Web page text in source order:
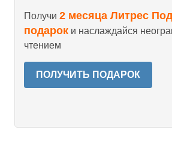
Получи 2 месяца Литрес
подарок и наслаждайся
чтением
ПОЛУЧИТЬ ПОДАРОК